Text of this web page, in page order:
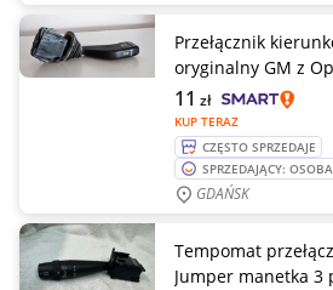
Przełącznik
oryginalny GM z
KUP TERAZ
11 zł
CZĘSTO SPRZEDAJE
SPRZEDAJĄCY:
GDAŃSK
Tempomat
Jumper manetka 3